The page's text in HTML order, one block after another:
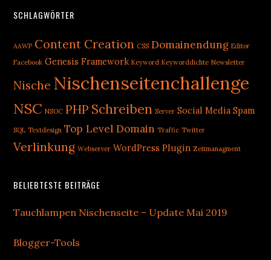
Footer
SCHLAGWÖRTER
AAWP Content Creation CSS Domainendung Editor
Facebook Genesis Framework Keyword Keyworddichte Newsletter
Nische Nischenseitenchallenge
NSC NSOC PHP Schreiben Server Social Media Spam
SQL Textdesign Top Level Domain Traffic Twitter
Verlinkung Webserver WordPress Plugin Zeitmanagment
BELIEBTESTE BEITRÄGE
Tauchlampen Nischenseite – Update Mai 2019
Blogger-Tools